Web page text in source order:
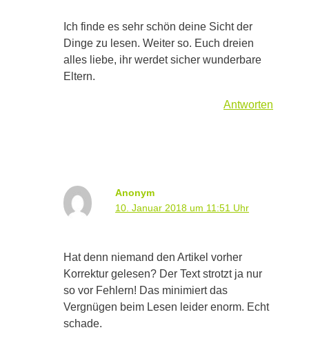
Ich finde es sehr schön deine Sicht der
Dinge zu lesen. Weiter so. Euch dreien
alles liebe, ihr werdet sicher wunderbare
Eltern.
Antworten
Anonym
10. Januar 2018 um 11:51 Uhr
Hat denn niemand den Artikel vorher
Korrektur gelesen? Der Text strotzt ja nur
so vor Fehlern! Das minimiert das
Vergnügen beim Lesen leider enorm. Echt
schade.